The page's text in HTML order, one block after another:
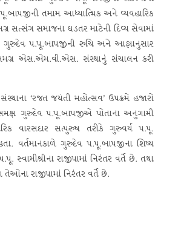
તમામ આધ્યાત્મિક અને વ્યવહારિક
સત્સંગ સમાજના ઘડતર માટેની દિવ્ય સેવામાં
ગુરુદેવ પ.પૂ.બાપજીની રુચિ અને આજ્ઞાનુસાર
સમગ્ર એસ.એમ.વી.એસ. સંસ્થાનું સંચાલન કરી
‘રજત જયંતી મહોત્સવ’ ઉપક્રમે હજારો
ગુરુદેવ પ.પૂ.બાપજીએ પોતાના અનુગામી
વારસદાર સત્પુરુષ તરીકે ગુરુવર્ય પ.પૂ.
હતા. વર્તમાનકાળે ગુરુદેવ પ.પૂ.બાપજીના શિષ્ય
સ્વામીશ્રીના રાજીપામાં નિરંતર વર્તે છે. તથા
રાજીપામાં નિરંતર વર્તે છે.